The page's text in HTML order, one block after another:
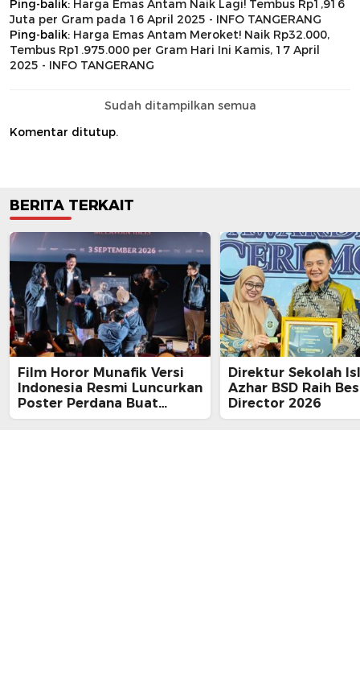
Ping-balik: Harga Emas Antam Naik Lagi! Tembus Rp1,916
Juta per Gram pada 16 April 2025 - INFO TANGERANG
Ping-balik: Harga Emas Antam Meroket! Naik Rp32.000,
Tembus Rp1.975.000 per Gram Hari Ini Kamis, 17 April
2025 - INFO TANGERANG
Sudah ditampilkan semua
Komentar ditutup.
BERITA TERKAIT
Film Horor Munafik Versi
Indonesia Resmi Luncurkan
Poster Perdana Buat
Kesan Spiritual Religi
Direktur Sekolah
Azhar BSD Raih
Director 2026